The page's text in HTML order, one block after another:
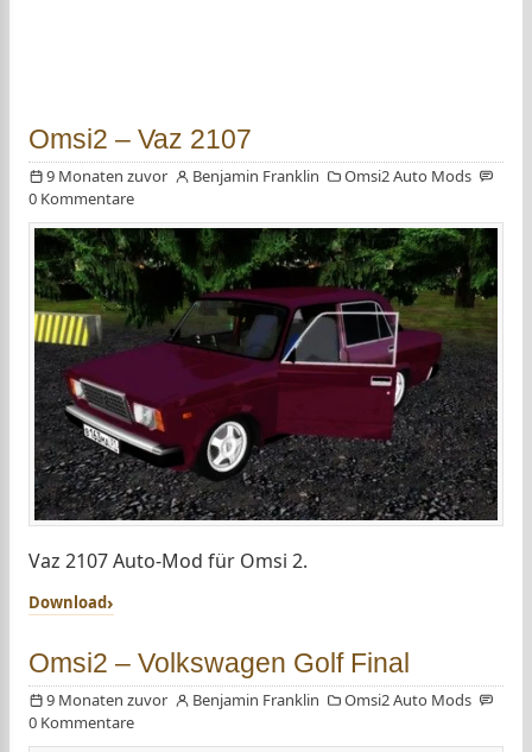
Omsi2 – Vaz 2107
9 Monaten zuvor Benjamin Franklin
Omsi2 Auto Mods
0 Kommentare
Vaz 2107 Auto-Mod für Omsi 2.
Download
Omsi2 – Volkswagen Golf Final
9 Monaten zuvor Benjamin Franklin
Omsi2 Auto Mods
0 Kommentare